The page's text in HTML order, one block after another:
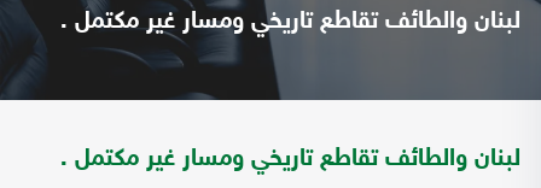
لبنان والطائف تقاطع تاريخي ومسار غير مكتمل .
لبنان والطائف تقاطع تاريخي ومسار غير مكتمل .